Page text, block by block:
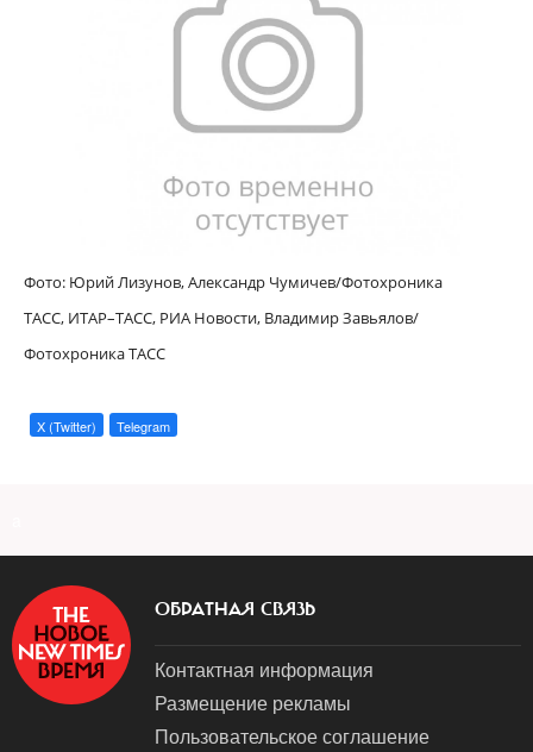
Фото: Юрий Лизунов, Александр Чумичев/Фотохроника
ТАСС, ИТАР–ТАСС, РИА Новости, Владимир Завьялов/
Фотохроника ТАСС
X (Twitter) Telegram
ОБРАТНАЯ СВЯЗЬ
Контактная информация
Размещение рекламы
Пользовательское соглашение